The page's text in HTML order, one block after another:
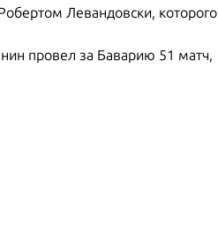
Левандовски, которого
провел за Баварию 51 матч,